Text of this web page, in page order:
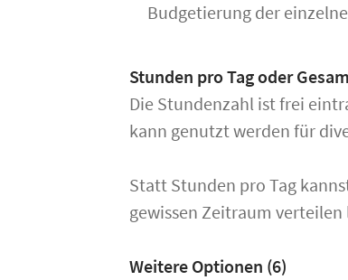
Budgetierung der
Stunden pro Tag oder
Die Stundenzahl ist frei
kann genutzt werden für
Statt Stunden pro Tag
gewissen Zeitraum
Weitere Optionen (6)